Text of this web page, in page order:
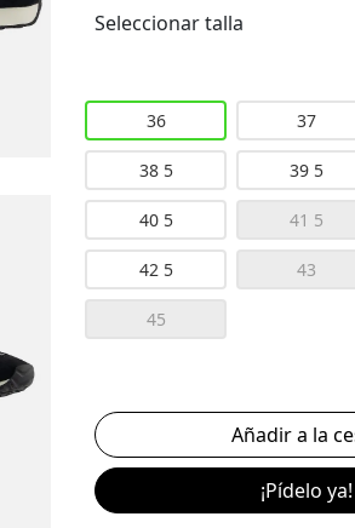
Seleccionar talla
36 37
38 5 39 5
40 5 41 5
42 5 43
45
¡Pídelo ya!